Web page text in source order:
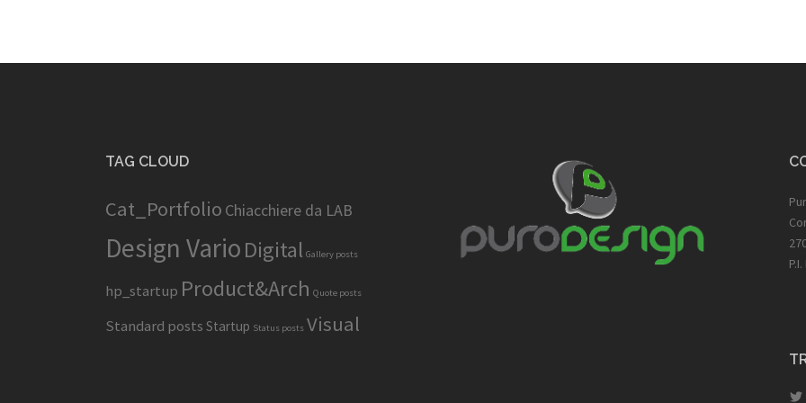
TAG CLOUD
Cat_Portfolio Chiacchiere da LAB
Design VarioDigital Gallery posts
hp_startup Product&Arch Quote posts
Standard posts Startup Status posts Visual